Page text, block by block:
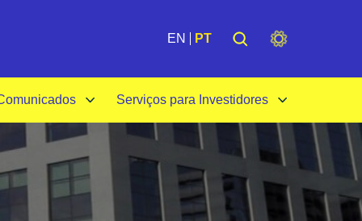
EN PT
Serviços para Investidores